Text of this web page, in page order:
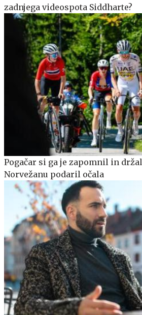
zadnjega videospota Siddharte?
Pogačar si ga je zapomnil in
Norvežanu podaril očala